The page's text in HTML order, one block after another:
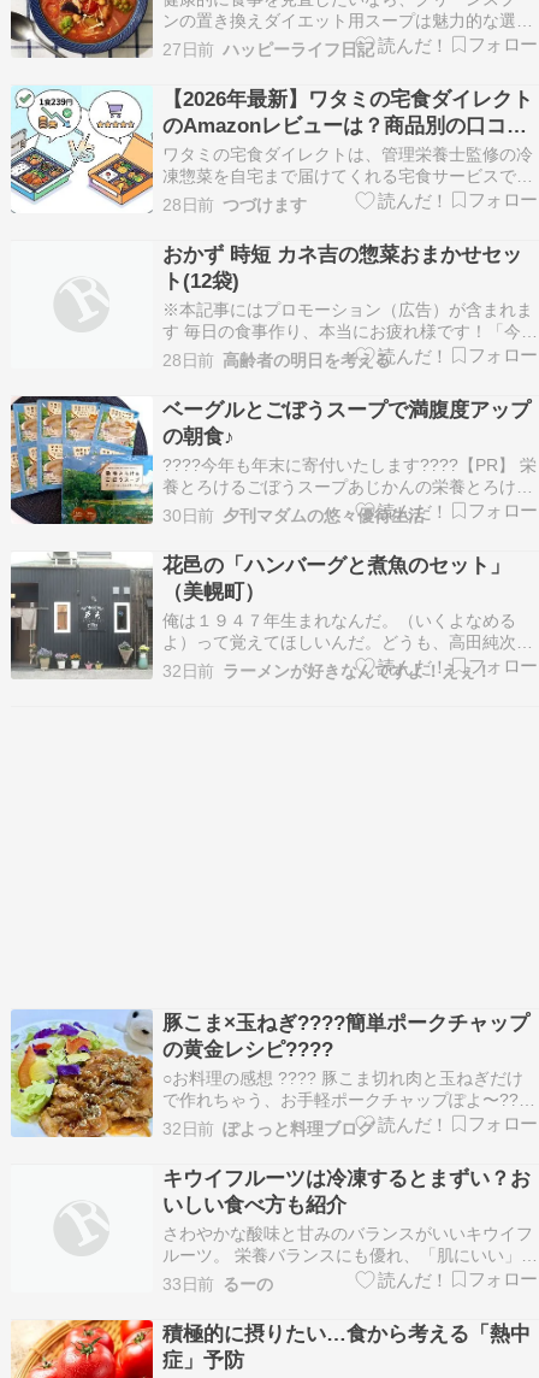
ンの置き換えダイエット用スープは魅力的な選択
肢だと感じます。 忙しい毎日でも、電子レンジで
簡単に野菜たっぷりの一食を用意できる点が大き
な特徴です。 瞬間冷凍された大ぶりの野菜が入っ
ているため、食べ応えがありながら栄養バランス
も考えられて…
27日前 ハッピーライフ日記
【2026年最新】ワタミの宅食ダイレクト
のAmazonレビューは？商品別の口コミ
を徹底紹介
ワタミの宅食ダイレクトは、管理栄養士監修の冷
凍惣菜を自宅まで届けてくれる宅食サービスで
す。 Amazon.co.jpでも「いつでも三菜」「いつ
でも五菜」の6種類が販売されています。
「Amazonでワタミの宅食ダイレクトを買おうか
迷っているけど、実際に使った人の感想が知りた
い」…
28日前 つづけます
おかず 時短 カネ吉の惣菜おまかせセッ
ト(12袋)
※本記事にはプロモーション（広告）が含まれま
す 毎日の食事作り、本当にお疲れ様です！「今日
は疲れて何も作りたくない…」「でも、お惣菜ば
かりだと栄養バランスや添加物が気になる…」な
んて悩むことはありませんか？ そんな方に今、
SNSや口コミで大人気なのが「カネ吉の惣菜おま
かせセット…
28日前 高齢者の明日を考える
ベーグルとごぼうスープで満腹度アップ
の朝食♪
????今年も年末に寄付いたします????【PR】 栄
養とろけるごぼうスープあじかんの栄養とろける
ごぼうスープをお試し中♪※楽天週間ランキング
粉末スープジャンルで、何度も1位を獲得した実
績があります。※2026年1月7日(水)更新、2026
年2月25日(水)更新作るのは大変なご…
30日前 夕刊マダムの悠々優待生活
花邑の「ハンバーグと煮魚のセット」
（美幌町）
俺は１９４７年生まれなんだ。（いくよなめる
よ）って覚えてほしいんだ。どうも、高田純次で
す。 美幌でお昼です。実は最初に訪ねたお店があ
ったんですが、入らずに引き返しました。メニュ
32日前 ラーメンが好きなんですよ！えぇ！
豚こま×玉ねぎ????簡単ポークチャップ
の黄金レシピ????
○お料理の感想 ???? 豚こま切れ肉と玉ねぎだけ
で作れちゃう、お手軽ポークチャップぽよ〜????
ケチャップと中濃ソースの甘酸っぱいソースが、
ごはんが止まらなくなる美味しさだったぽよ????
隠し味のバターが入ることで、ソースが一気にま
ろやかで濃厚な味わいに大変身するぽよ✨ 平…
32日前 ぽよっと料理ブログ
キウイフルーツは冷凍するとまずい？お
いしい食べ方も紹介
さわやかな酸味と甘みのバランスがいいキウイフ
ルーツ。 栄養バランスにも優れ、「肌にいい」な
んて聞くとついついスーパーでまとめ買いしてし
まいます。 すぐに食べきれたらいいのですが、皮
をむくのが面倒だったりでなかなか食べきれない
ことも^^; 食べきれない食品の保存方法と言えば
冷凍する…
33日前 るーの
積極的に摂りたい…食から考える「熱中
症」予防